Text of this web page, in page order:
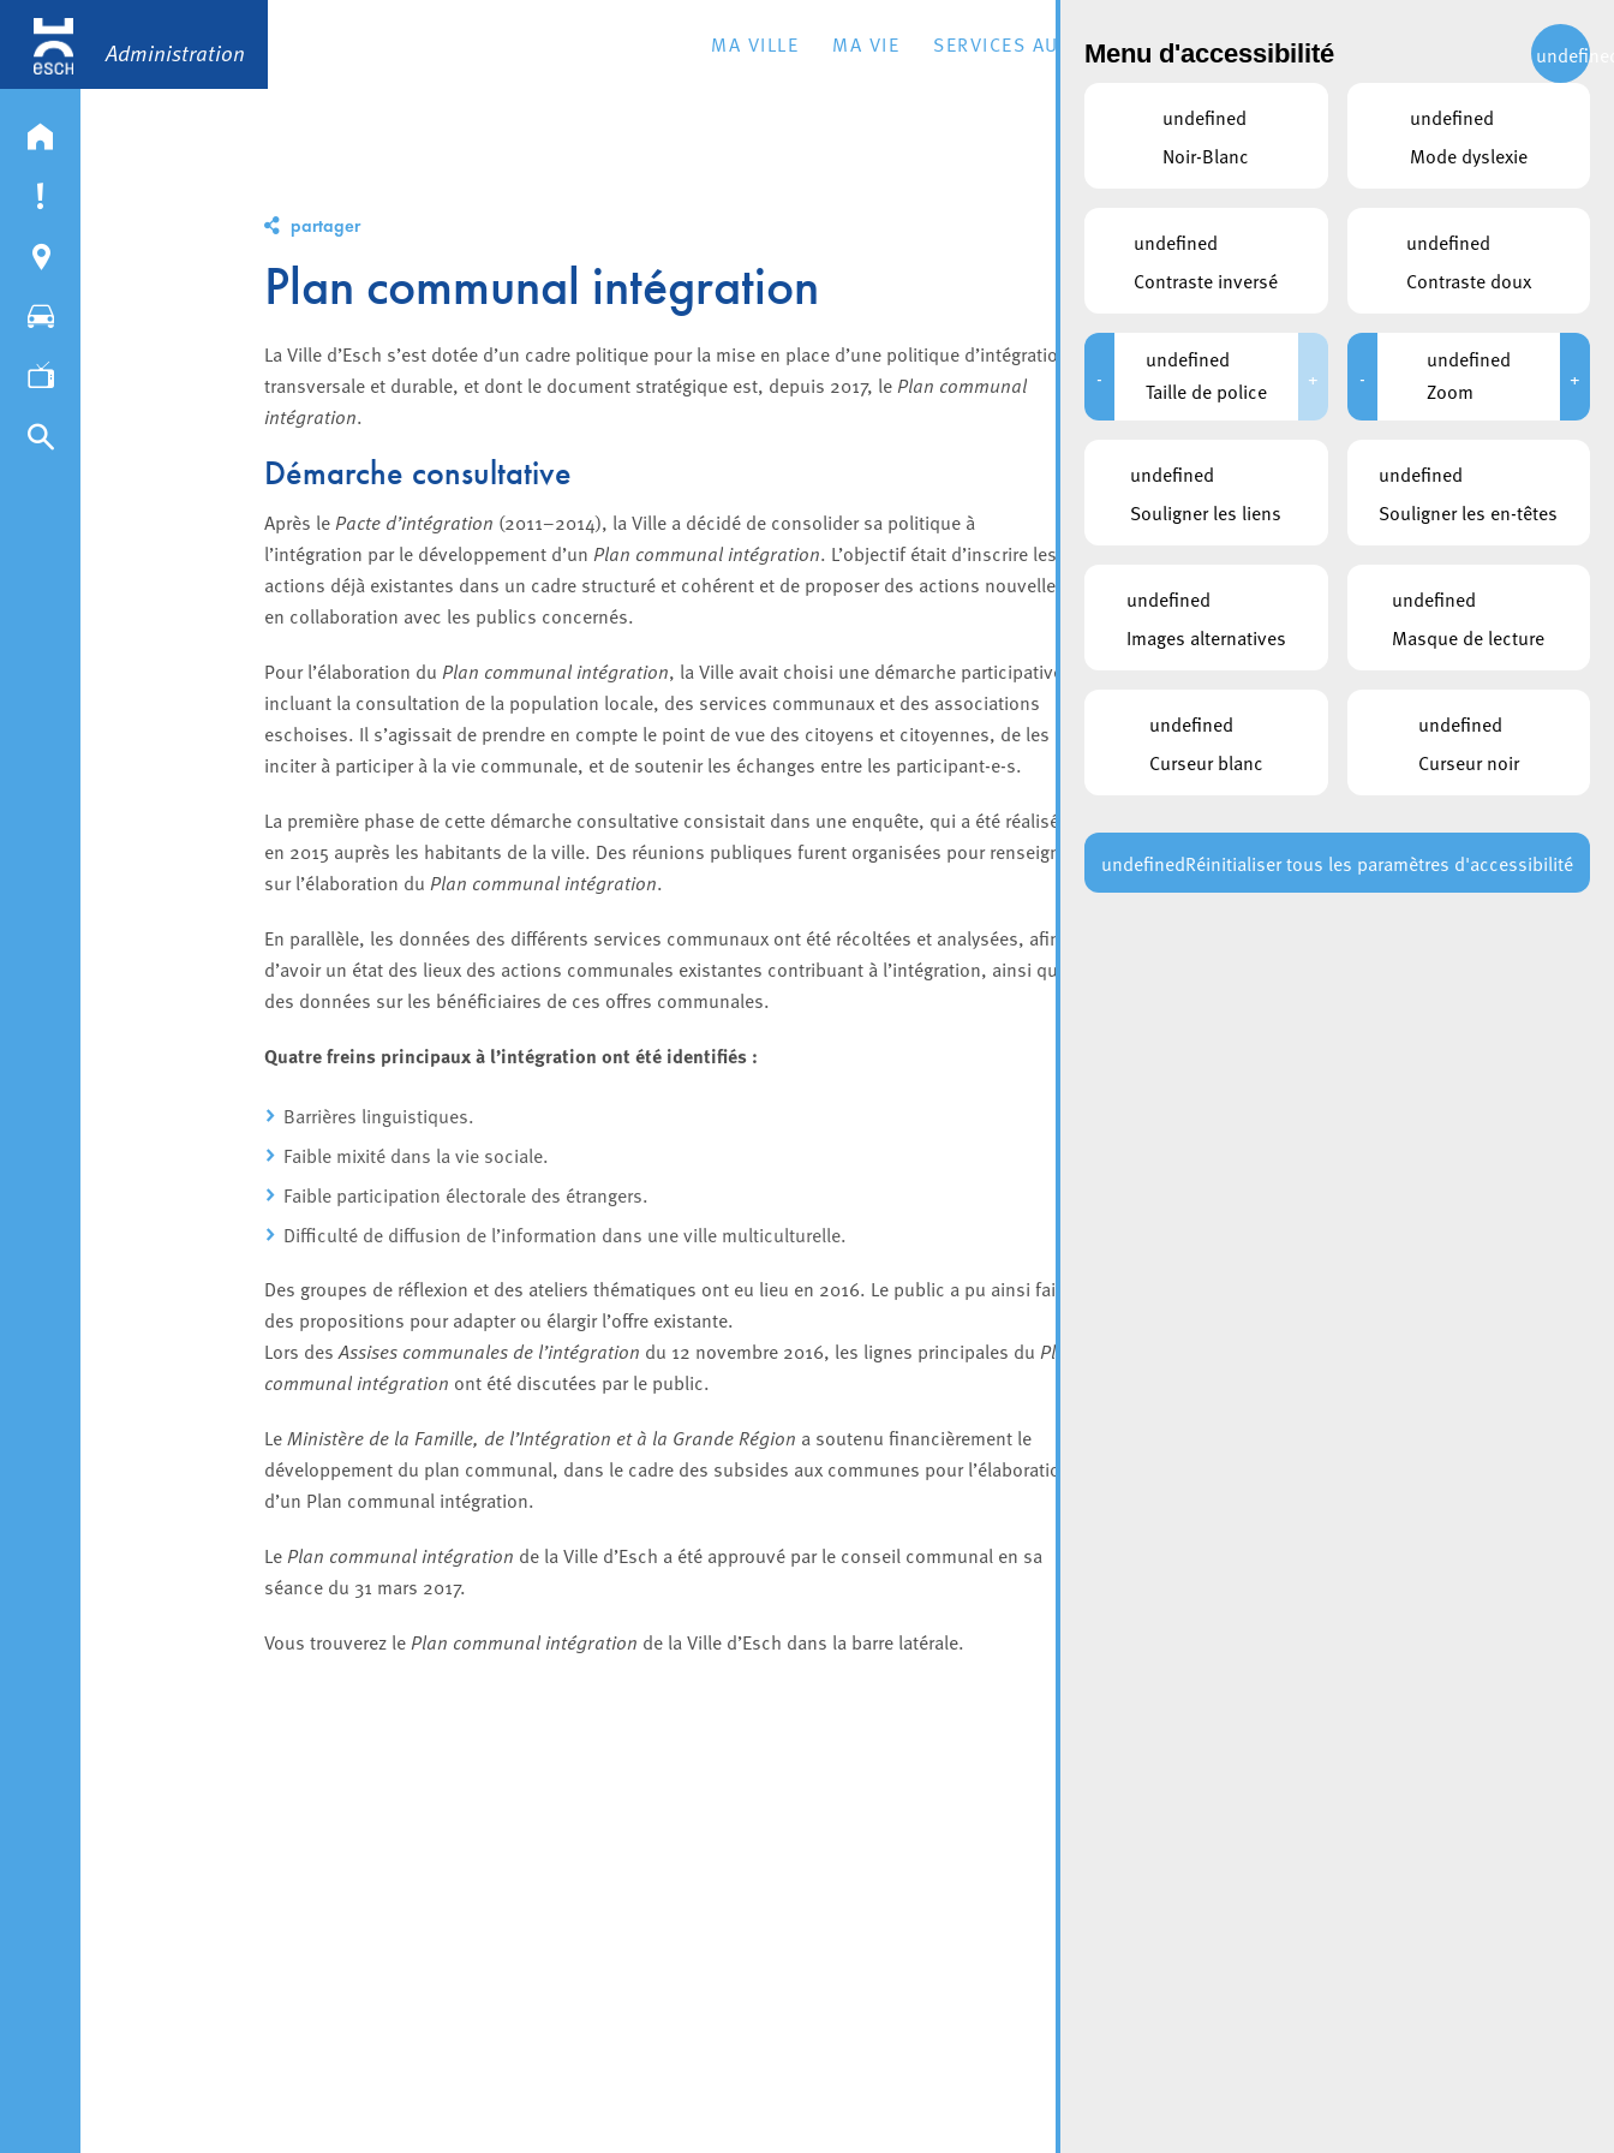
Administration MA VILLE MA VIE SERVICES AU CITOYEN ACTUALITÉS PUBLICATIONS CONTACT
partager
Plan communal intégration
La Ville d’Esch s’est dotée d’un cadre politique pour la mise en place d’une politique d’intégration
transversale et durable, et dont le document stratégique est, depuis 2017, le Plan communal
intégration.
Démarche consultative
Après le Pacte d’intégration (2011–2014), la Ville a décidé de consolider sa politique à
l’intégration par le développement d’un Plan communal intégration. L’objectif était d’inscrire les
actions déjà existantes dans un cadre structuré et cohérent et de proposer des actions nouvelles
en collaboration avec les publics concernés.
Pour l’élaboration du Plan communal intégration, la Ville avait choisi une démarche participative,
incluant la consultation de la population locale, des services communaux et des associations
eschoises. Il s’agissait de prendre en compte le point de vue des citoyens et citoyennes, de les
inciter à participer à la vie communale, et de soutenir les échanges entre les participant-e-s.
La première phase de cette démarche consultative consistait dans une enquête, qui a été réalisée
en 2015 auprès les habitants de la ville. Des réunions publiques furent organisées pour renseigner
sur l’élaboration du Plan communal intégration.
En parallèle, les données des différents services communaux ont été récoltées et analysées, afin
d’avoir un état des lieux des actions communales existantes contribuant à l’intégration, ainsi que
des données sur les bénéficiaires de ces offres communales.
Quatre freins principaux à l’intégration ont été identifiés :
Barrières linguistiques.
Faible mixité dans la vie sociale.
Faible participation électorale des étrangers.
Difficulté de diffusion de l’information dans une ville multiculturelle.
Des groupes de réflexion et des ateliers thématiques ont eu lieu en 2016. Le public a pu ainsi faire
des propositions pour adapter ou élargir l’offre existante.
Lors desAssises communales de l’intégration du 12 novembre 2016, les lignes principales du Plan
communal intégration ont été discutées par le public.
LeMinistère de la Famille, de l’Intégration et à la Grande Région a soutenu financièrement le
développement du plan communal, dans le cadre des subsides aux communes pour l’élaboration
d’un Plan communal intégration.
Le Plan communal intégration de la Ville d’Esch a été approuvé par le conseil communal en sa
séance du 31 mars 2017.
Vous trouverez le Plan communal intégration de la Ville d’Esch dans la barre latérale.
CONTACTS
Égalité des genres, diversité et vivre-
Place de l'Hôtel de Ville
+352 2754 5910
DOCUMENTS
Pacte d’intégration
Syvicol
Ministère de l'Intégration
Menu d'accessibilité
undefined
Noir-Blanc
undefined
Mode dyslexie
undefined
Contraste inversé
undefined
Contraste doux
-
undefined
Taille de police
+ -
undefined
Zoom
+
undefined
Souligner les liens
undefined
Souligner les en-têtes
undefined
Images alternatives
undefined
Masque de lecture
undefined
Curseur blanc
undefined
Curseur noir
undefinedRéinitialiser tous les paramètres d'accessibilité